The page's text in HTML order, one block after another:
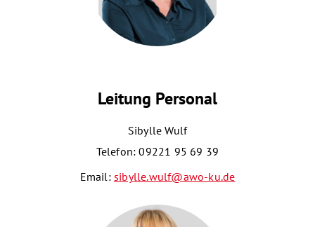
Leitung Personal
Sibylle Wulf
Telefon: 09221 95 69 39
Email: sibylle.wulf@awo-ku.de